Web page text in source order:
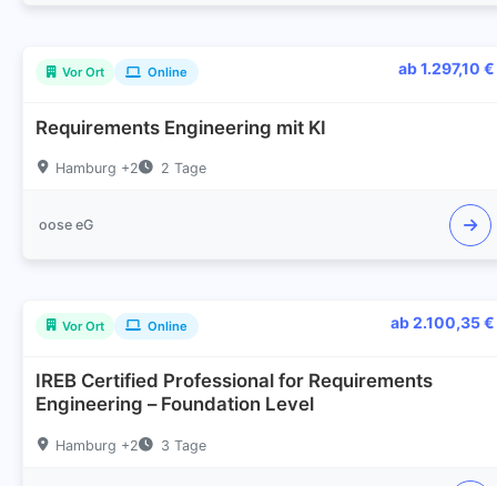
Vor Ort Online ab 1.297,10 €
Requirements Engineering mit KI
Hamburg +2 2 Tage
oose eG
Vor Ort Online ab 2.100,35 €
IREB Certified Professional for Requirements
Engineering – Foundation Level
Hamburg +2 3 Tage